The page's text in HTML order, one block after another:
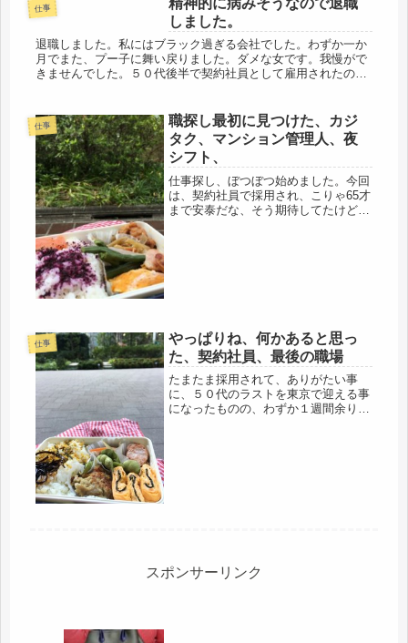
通いのＯＬ時代を思い出すけど、中身
は全...
仕事
精神的に病みそうなので退職
しました。
退職しました。私にはブラック過ぎる会社でした。わずか一か
月でまた、プー子に舞い戻りました。ダメな女です。我慢がで
きませんでした。５０代後半で契約社員として雇用されたのは
仕事
職探し最初に見つけた、カジ
タク、マンション管理人、夜
シフト、
仕事探し、ぼつぼつ始めました。今回
は、契約社員で採用され、こりゃ65才
まで安泰だな、そう期待してたけど、
仕事
やっぱりね、何かあると思っ
た、契約社員、最後の職場
たまたま採用されて、ありがたい事
に、５０代のラストを東京で迎える事
になったものの、わずか１週間余り
スポンサーリンク